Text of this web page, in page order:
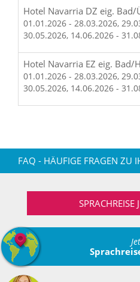
Hotel Navarria DZ eig. Bad/
01.01.2026 - 28.03.2026,
30.05.2026, 14.06.2026 -
Hotel Navarria EZ eig. Bad/
01.01.2026 - 28.03.2026,
30.05.2026, 14.06.2026 -
FAQ - HÄUFIGE FRAGEN ZU
SPRACHREISE